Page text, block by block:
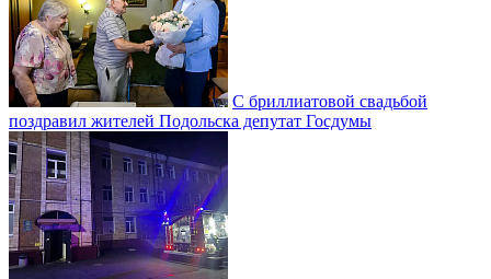
С бриллиатовой свадьбой
поздравил жителей Подольска депутат Госдумы